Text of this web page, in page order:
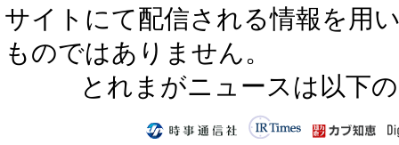
サイトにて配信される情報を用
ものではありません。
とれまがニュースは以下